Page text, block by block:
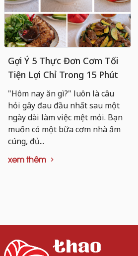
Gợi Ý 5 Thực Đơn Cơm Tối
Tiện Lợi Chỉ Trong 15 Phút
"Hôm nay ăn gì?" luôn là câu
hỏi gây đau đầu nhất sau một
ngày dài làm việc mệt mỏi. Bạn
muốn có một bữa cơm nhà ấm
cúng, đủ...
xem thêm